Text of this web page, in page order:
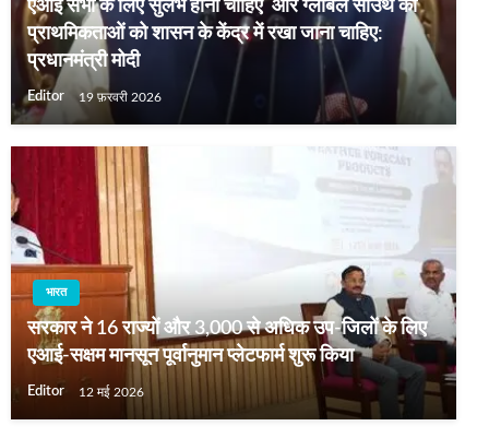
एआई सभी के लिए सुलभ होनी चाहिए और ग्लोबल साउथ की
प्राथमिकताओं को शासन के केंद्र में रखा जाना चाहिए:
प्रधानमंत्री मोदी
Editor 19 फ़रवरी 2026
भारत
सरकार ने 16 राज्यों और 3,000 से अधिक उप-जिलों के लिए
एआई-सक्षम मानसून पूर्वानुमान प्लेटफार्म शुरू किया
Editor 12 मई 2026